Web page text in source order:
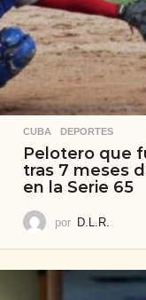
CUBA ,DEPORTES
Pelotero que
tras 7 meses
en la Serie 65
por D.L.R.